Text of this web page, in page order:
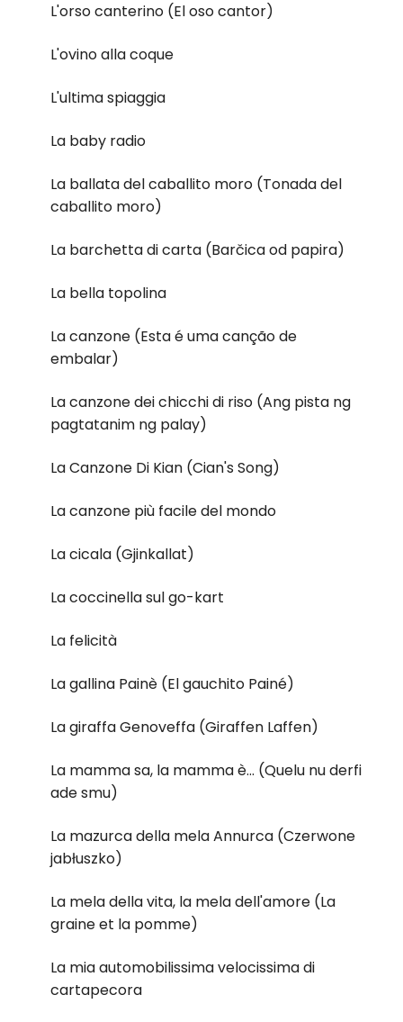
L'orso canterino (El oso cantor)
L'ovino alla coque
L'ultima spiaggia
La baby radio
La ballata del caballito moro (Tonada del
caballito moro)
La barchetta di carta (Barčica od papira)
La bella topolina
La canzone (Esta é uma canção de
embalar)
La canzone dei chicchi di riso (Ang pista ng
pagtatanim ng palay)
La Canzone Di Kian (Cian's Song)
La canzone più facile del mondo
La cicala (Gjinkallat)
La coccinella sul go-kart
La felicità
La gallina Painè (El gauchito Painé)
La giraffa Genoveffa (Giraffen Laffen)
La mamma sa, la mamma è... (Quelu nu derfi
ade smu)
La mazurca della mela Annurca (Czerwone
jabłuszko)
La mela della vita, la mela dell'amore (La
graine et la pomme)
La mia automobilissima velocissima di
cartapecora